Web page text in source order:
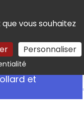
vous souhaitez
Personnaliser
Rechercher
et